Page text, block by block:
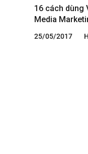
16 cách dùng
Media
25/05/2017